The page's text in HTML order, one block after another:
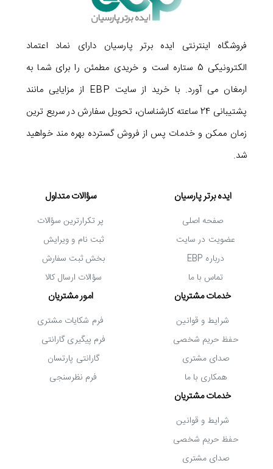
فروشگاه اینترنتی ایده برتر پارسیان دارای نماد اعتماد
الکترونیکی 5 ستاره است و خریدی مطمئن را برای شما به
ارمغان می آورد. با خرید از سایت EBP از مزایایی مانند
پشتیبانی 24 ساعته کارشناسان، تحویل سفارش در سریع ترین
زمان ممکن و خدمات پس از فروش گسترده بهره مند خواهید
شد.
ایده برتر پارسیان
صفحه اصلی
عضویت در سایت
درباره EBP
تماس با ما
سؤالات متداول
پر تکرارترین سؤالات
ثبت نام و ویرایش
بخش ثبت سفارش
سؤالات ارسال کالا
خدمات مشتریان
شرایط و قوانین
حفظ حریم شخصی
صدای مشتری
همکاری با ما
امور مشتریان
فرم شکایات مشتری
فرم پیگیری گارانتی
گارانتی پارتسان
فرم نظرسنجی
خدمات مشتریان
شرایط و قوانین
حفظ حریم شخصی
صدای مشتری